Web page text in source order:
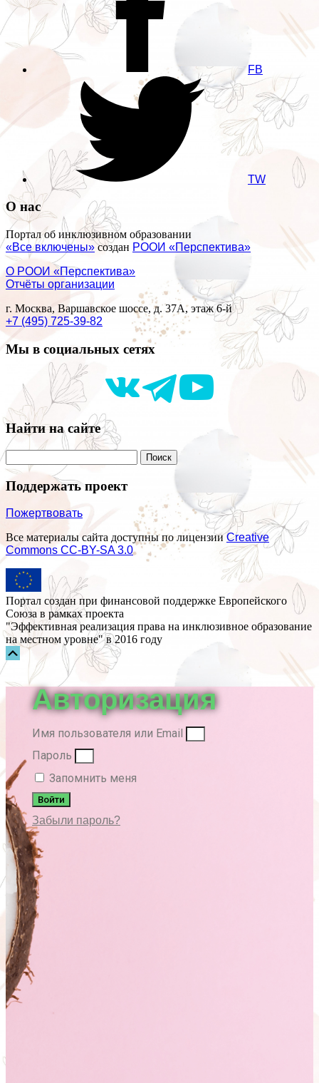
FB
TW
О нас
Портал об инклюзивном образовании
«Все включены»создан РООИ «Перспектива»
О РООИ «Перспектива»
Отчёты организации
г. Москва, Варшавское шоссе, д. 37А, этаж 6-й
+7 (495) 725-39-82
Мы в социальных сетях
Найти на сайте
Поддержать проект
Пожертвовать
Все материалы сайта доступны по лицензииCreative
Commons СС-BY-SA 3.0
Портал создан при финансовой поддержке Европейского
Союза в рамках проекта
"Эффективная реализация права на инклюзивное образование
на местном уровне" в 2016 году
Прокрутка
вверх
Авторизация
Имя пользователя или Email
Пароль
Запомнить меня
Войти
Забыли пароль?